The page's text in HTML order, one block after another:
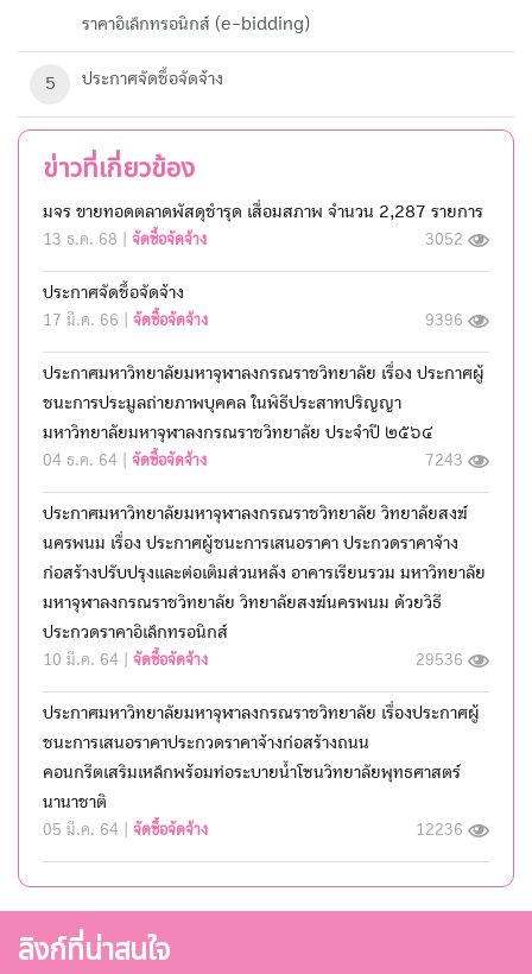
ราคาอิเล็กทรอนิกส์ (e-bidding)
5 ประกาศจัดชื้อจัดจ้าง
ข่าวที่เกี่ยวข้อง
มจร ขายทอดตลาดพัสดุชำรุด เสื่อมสภาพ จำนวน 2,287 รายการ
13 ธ.ค. 68 | จัดซื้อจัดจ้าง 3052
ประกาศจัดชื้อจัดจ้าง
17 มี.ค. 66 | จัดซื้อจัดจ้าง 9396
ประกาศมหาวิทยาลัยมหาจุฬาลงกรณราชวิทยาลัย เรื่อง ประกาศผู้
ชนะการประมูลถ่ายภาพบุคคล ในพิธีประสาทปริญญา
มหาวิทยาลัยมหาจุฬาลงกรณราชวิทยาลัย ประจำปี ๒๕๖๔
04 ธ.ค. 64 | จัดซื้อจัดจ้าง 7243
ประกาศมหาวิทยาลัยมหาจุฬาลงกรณราชวิทยาลัย วิทยาลัยสงฆ์
นครพนม เรื่อง ประกาศผู้ชนะการเสนอราคา ประกวดราคาจ้าง
ก่อสร้างปรับปรุงและต่อเติมส่วนหลัง อาคารเรียนรวม มหาวิทยาลัย
มหาจุฬาลงกรณราชวิทยาลัย วิทยาลัยสงฆ์นครพนม ด้วยวิธี
ประกวดราคาอิเล็กทรอนิกส์
10 มี.ค. 64 | จัดซื้อจัดจ้าง 29536
ประกาศมหาวิทยาลัยมหาจุฬาลงกรณราชวิทยาลัย เรื่องประกาศผู้
ชนะการเสนอราคาประกวดราคาจ้างก่อสร้างถนน
คอนกรีตเสริมเหล็กพร้อมท่อระบายนํ้าโซนวิทยาลัยพุทธศาสตร์
นานาชาติ
05 มี.ค. 64 | จัดซื้อจัดจ้าง 12236
ลิงก์ที่น่าสนใจ